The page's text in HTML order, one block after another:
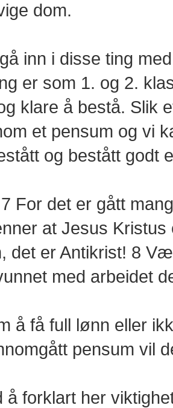
dom.
inn i disse ting
er som 1. og 2.
klare å bestå. Slik
et pensum og vi
og bestått godt
For det er gått
at Jesus
det er Antikrist! 8
med arbeidet
å få full lønn eller
pensum vil
å forklart her